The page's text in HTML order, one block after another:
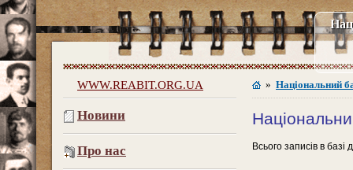
WWW.REABIT.ORG.UA » Національний
Новини
Про нас Всього записів в базі